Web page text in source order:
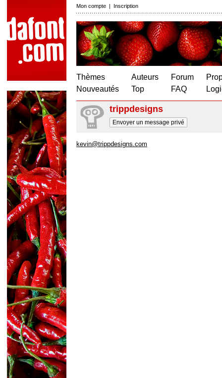
Mon compte | Inscription
Thèmes
Nouveautés
Auteurs
Top
Forum
FAQ
trippdesigns
Envoyer un message privé
kevin@trippdesigns.com